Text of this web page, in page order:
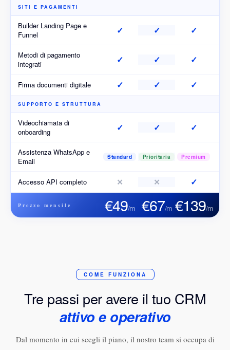
SITI E PAGAMENTI
Builder Landing Page e
Funnel
✓ ✓ ✓
Metodi di pagamento
integrati
✓ ✓ ✓
Firma documenti digitale ✓ ✓ ✓
SUPPORTO E STRUTTURA
Videochiamata di
onboarding
✓ ✓ ✓
Assistenza WhatsApp e
Email
Standard Prioritaria Premium
Accesso API completo ✕ ✕ ✓
Prezzo mensile €49/m €67/m €139/m
COME FUNZIONA
Tre passi per avere il tuo CRM
attivo e operativo
Dal momento in cui scegli il piano, il nostro team si occupa di